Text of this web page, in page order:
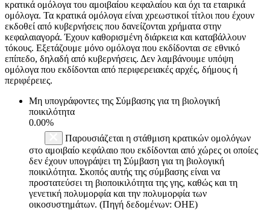
κρατικά ομόλογα του αμοιβαίου κεφαλαίου και όχι τα εταιρικά
ομόλογα. Τα κρατικά ομόλογα είναι χρεωστικοί τίτλοι που έχουν
εκδοθεί από κυβερνήσεις που δανείζονται χρήματα στην
κεφαλαιαγορά. Έχουν καθορισμένη διάρκεια και καταβάλλουν
τόκους. Εξετάζουμε μόνο ομόλογα που εκδίδονται σε εθνικό
επίπεδο, δηλαδή από κυβερνήσεις. Δεν λαμβάνουμε υπόψη
ομόλογα που εκδίδονται από περιφερειακές αρχές, δήμους ή
περιφέρειες.
Μη υπογράφοντες της Σύμβασης για τη βιολογική
ποικιλότητα
0.00%
Παρουσιάζεται η στάθμιση κρατικών ομολόγων
στο αμοιβαίο κεφάλαιο που εκδίδονται από χώρες οι οποίες
δεν έχουν υπογράψει τη Σύμβαση για τη βιολογική
ποικιλότητα. Σκοπός αυτής της σύμβασης είναι να
προστατεύσει τη βιοποικιλότητα της γης, καθώς και τη
γενετική πολυμορφία και την πολυμορφία των
οικοσυστημάτων. (Πηγή δεδομένων: ΟΗΕ)